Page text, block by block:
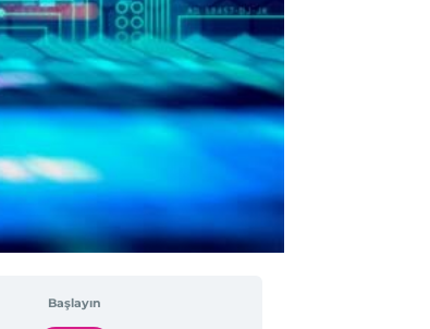
Başlayın